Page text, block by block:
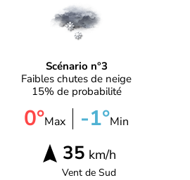
Scénario n°3
Faibles chutes de neige
15% de probabilité
0°Max -1°Min
35 km/h
Vent deSud